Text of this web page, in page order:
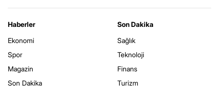
Haberler
Ekonomi
Spor
Magazin
Son Dakika
Son Dakika
Sağlık
Teknoloji
Finans
Turizm